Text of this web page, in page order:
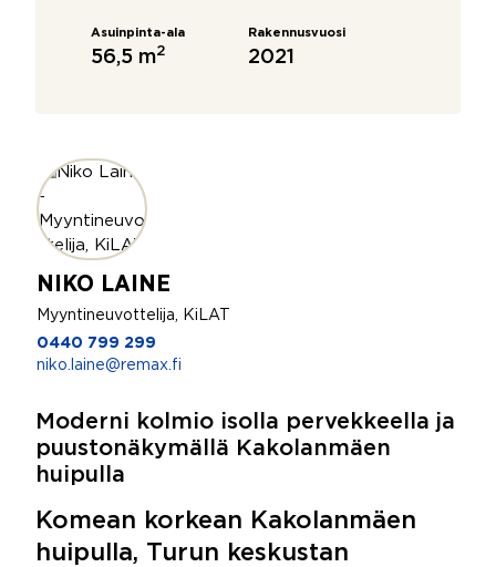
Asuinpinta-ala
56,5 m2
Rakennusvuosi
2021
NIKO LAINE
Myyntineuvottelija, KiLAT
0440 799 299
niko.laine@remax.fi
Moderni kolmio isolla pervekkeella ja
puustonäkymällä Kakolanmäen
huipulla
Komean korkean Kakolanmäen
huipulla, Turun keskustan